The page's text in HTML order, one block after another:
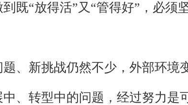
既“放得活”又“管得好”，必
、新挑战仍然不少，外部环
、转型中的问题，经过努力